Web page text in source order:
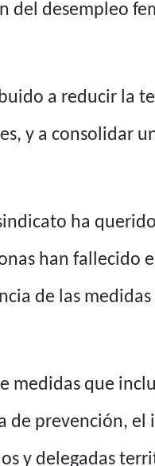
del desempleo
a reducir la
y a consolidar
ha
han fallecido
de las
medidas que
de prevención, el
y delegadas